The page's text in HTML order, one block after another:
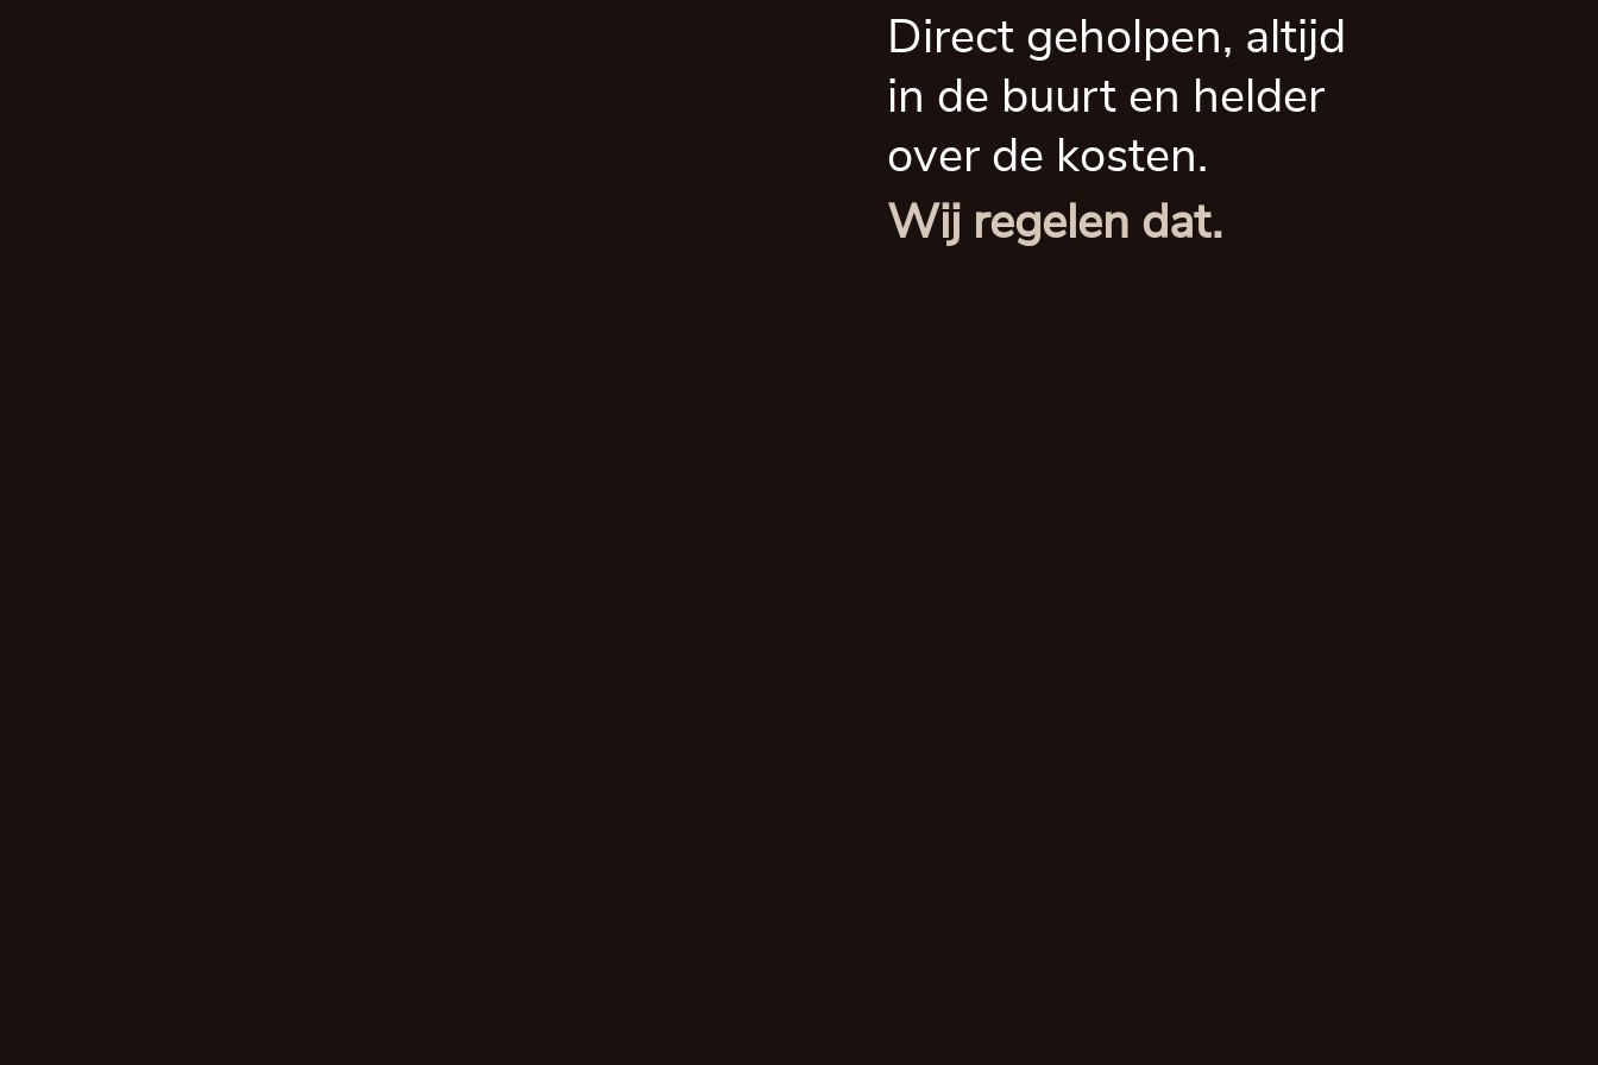
Direct geholpen, altijd
in de buurt en helder
over de kosten.
Wij regelen dat.